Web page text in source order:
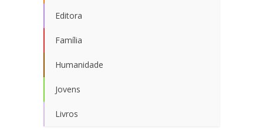
Editora
Família
Humanidade
Jovens
Livros